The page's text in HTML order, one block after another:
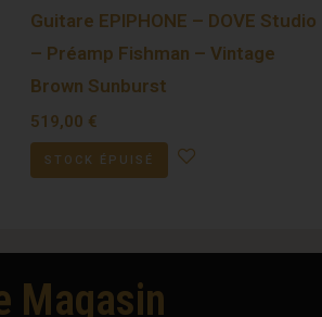
Guitare EPIPHONE – DOVE Studio
– Préamp Fishman – Vintage
Brown Sunburst
519,00 €
STOCK ÉPUISÉ
Magasin